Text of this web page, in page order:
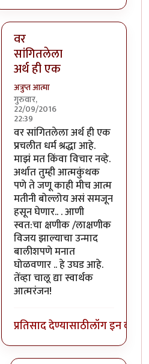
वर
सांगितलेला
अर्थ ही एक
अत्रुप्त आत्मा
गुरुवार,
22/09/2016
22:39
In reply toआजच्या भाषेत सांगायचं
वर सांगितलेला अर्थ ही एक
प्रचलीत धर्म श्रद्धा आहे.
माझं मत किंवा विचार नव्हे.
अर्थात तुम्ही आत्मकुंथक
पणे ते जणू काही मीच आत्म
मतीनी बोल्लोय असं समजून
हसून घेणार.. . आणी
स्वत:चा क्षणीक /लाक्षणीक
विजय झाल्याचा उन्माद
बालीशपणे मनात
घोळवणार .. हे उघड आहे.
तेंव्हा चालू द्या स्वार्थक
आत्मरंजन!
प्रतिसाद देण्यासाठीलॉग इन करा